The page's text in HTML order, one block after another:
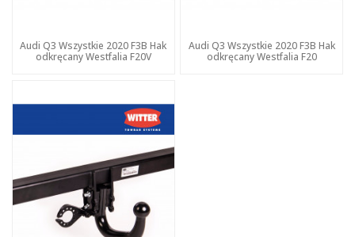
Audi Q3 Wszystkie 2020 F3B Hak
odkręcany Westfalia F20V
Audi Q3 Wszystkie 2020 F3B Hak
odkręcany Westfalia F20